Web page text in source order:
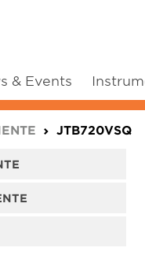
& Events
JTB720VSQ